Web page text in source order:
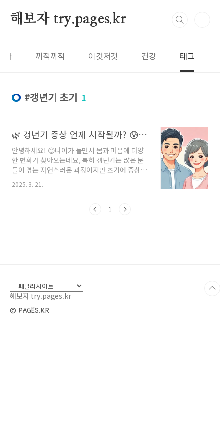
해보자 try.pages.kr
자 끼적끼적 이것저것 건강 태그
갱년기 초기 1
🌿 갱년기 증상 언제 시작될까? 😰 놓치기 쉬운 초기 신호 7가지!
안녕하세요! 😊나이가 들면서 몸과 마음에 다양
한 변화가 찾아오는데요, 특히 갱년기는 많은 분
들이 겪는 자연스러운 과정이지만 초기에 증상을
잘 모른 채 지나치는 경우가 많아요. 😥오늘은 갱
년기가 언제 시작되는지와 함께 놓치기 쉬운 초
고 대비하면 삶의 질이 훨씬 좋아질 수 있다는 사
진적으로 나타나 알아차리기 어렵습니다. ✔️ 왜
일찍 알아야 할까요?조기 갱년기는 골다공증, 심
혈관..
2025. 3. 21.
1
해보자 try.pages.kr
© PAGES.KR